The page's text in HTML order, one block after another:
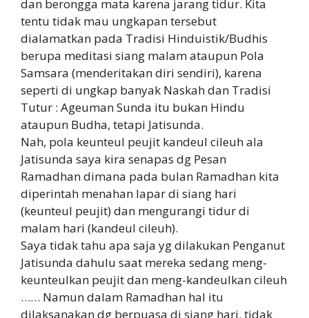
dan berongga mata karena jarang tidur. Kita
tentu tidak mau ungkapan tersebut
dialamatkan pada Tradisi Hinduistik/Budhis
berupa meditasi siang malam ataupun Pola
Samsara (menderitakan diri sendiri), karena
seperti di ungkap banyak Naskah dan Tradisi
Tutur : Ageuman Sunda itu bukan Hindu
ataupun Budha, tetapi Jatisunda.
Nah, pola keunteul peujit kandeul cileuh ala
Jatisunda saya kira senapas dg Pesan
Ramadhan dimana pada bulan Ramadhan kita
diperintah menahan lapar di siang hari
(keunteul peujit) dan mengurangi tidur di
malam hari (kandeul cileuh).
Saya tidak tahu apa saja yg dilakukan Penganut
Jatisunda dahulu saat mereka sedang meng-
keunteulkan peujit dan meng-kandeulkan cileuh
…… Namun dalam Ramadhan hal itu
dilaksanakan dg berpuasa di siang hari, tidak